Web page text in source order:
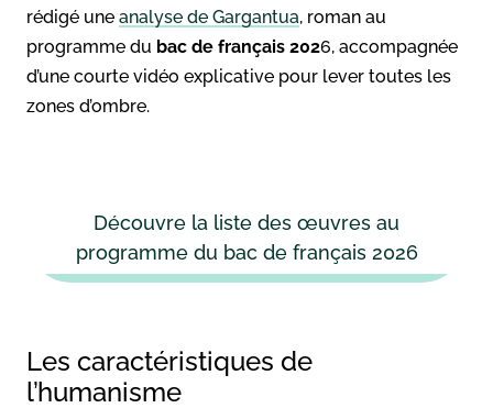
rédigé une analyse de Gargantua, roman au
programme du bac de français 2026, accompagnée
d’une courte vidéo explicative pour lever toutes les
zones d’ombre.
Découvre la liste des œuvres au
programme du bac de français 2026
Les caractéristiques de
l’humanisme